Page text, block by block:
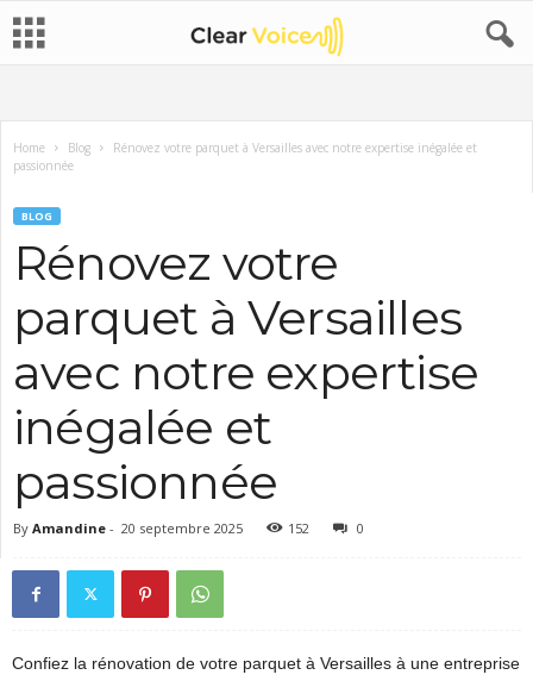
Home Blog
Rénovez votre parquet à Versailles avec notre expertise inégalée et
passionnée
BLOG
Rénovez votre
parquet à Versailles
avec notre expertise
inégalée et
passionnée
By Amandine - 20 septembre 2025 152 0
Confiez la rénovation de votre parquet à Versailles à une entreprise